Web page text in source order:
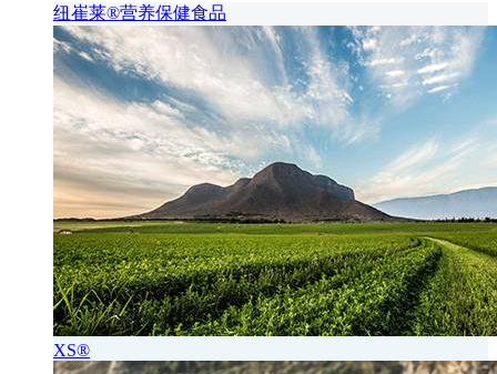
纽崔莱®营养保健食品
XS®